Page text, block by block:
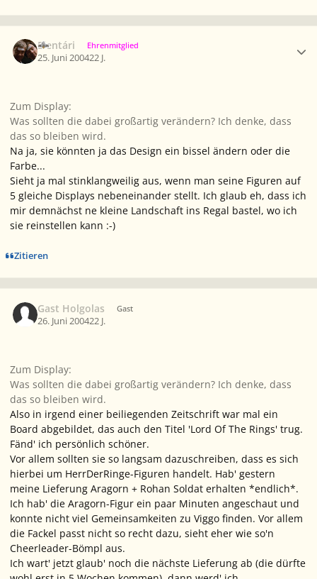
Elentári Ehrenmitglied
25. Juni 200422 J.
Zum Display:
Was sollten die dabei großartig verändern? Ich denke, dass
das so bleiben wird.
Na ja, sie könnten ja das Design ein bissel ändern oder die
Farbe...
Sieht ja mal stinklangweilig aus, wenn man seine Figuren auf
5 gleiche Displays nebeneinander stellt. Ich glaub eh, dass ich
mir demnächst ne kleine Landschaft ins Regal bastel, wo ich
sie reinstellen kann :-)
Zitieren
Gast Holgolas Gast
26. Juni 200422 J.
Zum Display:
Was sollten die dabei großartig verändern? Ich denke, dass
das so bleiben wird.
Also in irgend einer beiliegenden Zeitschrift war mal ein
Board abgebildet, das auch den Titel 'Lord Of The Rings' trug.
Fänd' ich persönlich schöner.
Vor allem sollten sie so langsam dazuschreiben, dass es sich
hierbei um HerrDerRinge-Figuren handelt. Hab' gestern
meine Lieferung Aragorn + Rohan Soldat erhalten *endlich*.
Ich hab' die Aragorn-Figur ein paar Minuten angeschaut und
konnte nicht viel Gemeinsamkeiten zu Viggo finden. Vor allem
die Fackel passt nicht so recht dazu, sieht eher wie so'n
Cheerleader-Bömpl aus.
Ich wart' jetzt glaub' noch die nächste Lieferung ab (die dürfte